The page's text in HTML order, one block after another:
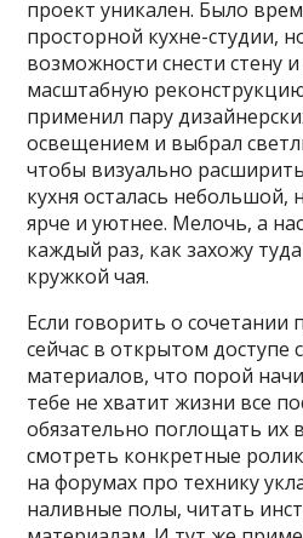
проект уникален. Было
просторной кухне-студии,
возможности снести стену
масштабную
применил пару
освещением и выбрал
чтобы визуально
кухня осталась небольшой,
ярче и уютнее. Мелочь, а
каждый раз, как захожу
кружкой чая.
Если говорить о сочетании
сейчас в открытом
материалов, что порой
тебе не хватит жизни все
обязательно поглощать их
смотреть конкретные
на форумах про технику
наливные полы, читать